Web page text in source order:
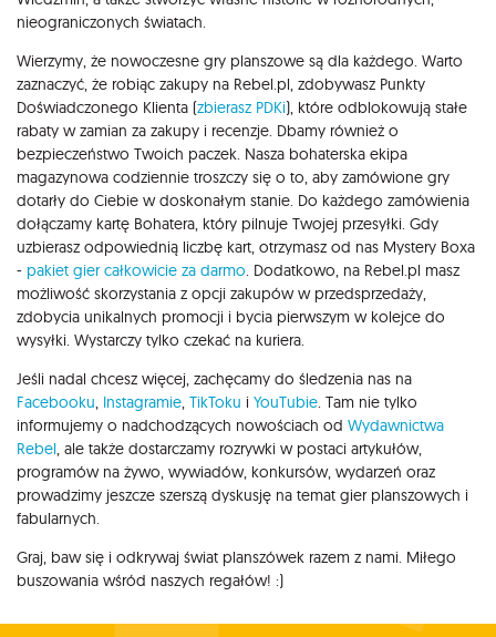
nieograniczonych światach.
Wierzymy, że nowoczesne gry planszowe są dla każdego. Warto
zaznaczyć, że robiąc zakupy na Rebel.pl, zdobywasz Punkty
Doświadczonego Klienta (zbierasz PDKi), które odblokowują stałe
rabaty w zamian za zakupy i recenzje. Dbamy również o
bezpieczeństwo Twoich paczek. Nasza bohaterska ekipa
magazynowa codziennie troszczy się o to, aby zamówione gry
dotarły do Ciebie w doskonałym stanie. Do każdego zamówienia
dołączamy kartę Bohatera, który pilnuje Twojej przesyłki. Gdy
uzbierasz odpowiednią liczbę kart, otrzymasz od nas Mystery Boxa
- pakiet gier całkowicie za darmo. Dodatkowo, na Rebel.pl masz
możliwość skorzystania z opcji zakupów w przedsprzedaży,
zdobycia unikalnych promocji i bycia pierwszym w kolejce do
wysyłki. Wystarczy tylko czekać na kuriera.
Jeśli nadal chcesz więcej, zachęcamy do śledzenia nas na
Facebooku, Instagramie, TikToku i YouTubie. Tam nie tylko
informujemy o nadchodzących nowościach od Wydawnictwa
Rebel, ale także dostarczamy rozrywki w postaci artykułów,
programów na żywo, wywiadów, konkursów, wydarzeń oraz
prowadzimy jeszcze szerszą dyskusję na temat gier planszowych i
fabularnych.
Graj, baw się i odkrywaj świat planszówek razem z nami. Miłego
buszowania wśród naszych regałów! :)